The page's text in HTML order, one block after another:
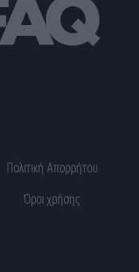
Πολιτική Απορρήτου
Όροι χρήσης